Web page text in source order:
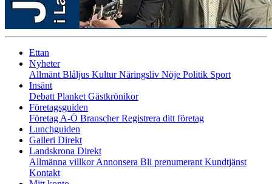
Ettan
Nyheter
Allmänt Blåljus KulturNäringsliv Nöje Politik Sport
Insänt
Debatt Planket Gästkrönikor
Företagsguiden
Företag A-Ö BranscherRegistrera ditt företag
Lunchguiden
Galleri Direkt
Landskrona Direkt
Allmänna villkorAnnonsera Bli prenumerant Kundtjänst
Kontakt